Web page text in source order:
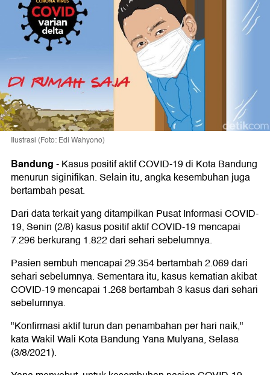
Ilustrasi (Foto: Edi Wahyono)
Bandung-Kasus positif aktif COVID-19 di Kota Bandung
menurun siginifikan. Selain itu, angka kesembuhan juga
bertambah pesat.
Dari data terkait yang ditampilkan Pusat Informasi COVID-
19, Senin (2/8) kasus positif aktif COVID-19 mencapai
7.296 berkurang 1.822 dari sehari sebelumnya.
Pasien sembuh mencapai 29.354 bertambah 2.069 dari
sehari sebelumnya. Sementara itu, kasus kematian akibat
COVID-19 mencapai 1.268 bertambah 3 kasus dari sehari
sebelumnya.
"Konfirmasi aktif turun dan penambahan per hari naik,"
kata Wakil Wali Kota Bandung Yana Mulyana, Selasa
(3/8/2021).